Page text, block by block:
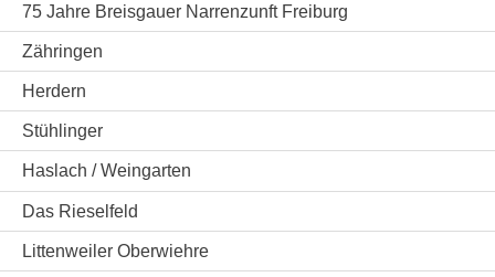
75 Jahre Breisgauer Narrenzunft Freiburg
Zähringen
Herdern
Stühlinger
Haslach / Weingarten
Das Rieselfeld
Littenweiler Oberwiehre